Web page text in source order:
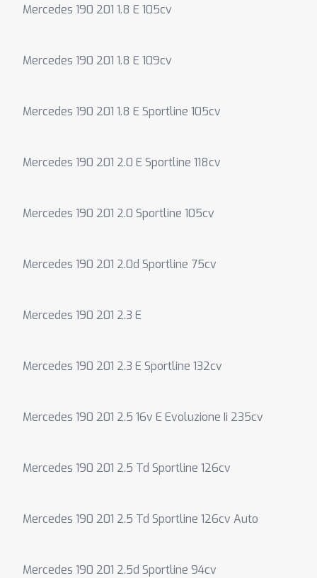
Mercedes 190 201 1.8 E 105cv
Mercedes 190 201 1.8 E 109cv
Mercedes 190 201 1.8 E Sportline 105cv
Mercedes 190 201 2.0 E Sportline 118cv
Mercedes 190 201 2.0 Sportline 105cv
Mercedes 190 201 2.0d Sportline 75cv
Mercedes 190 201 2.3 E
Mercedes 190 201 2.3 E Sportline 132cv
Mercedes 190 201 2.5 16v E Evoluzione Ii 235cv
Mercedes 190 201 2.5 Td Sportline 126cv
Mercedes 190 201 2.5 Td Sportline 126cv Auto
Mercedes 190 201 2.5d Sportline 94cv